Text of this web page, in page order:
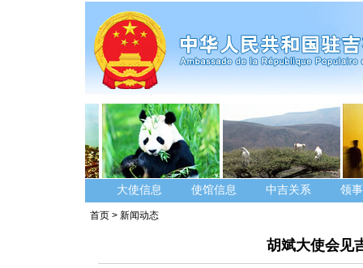
大使信息 使馆信息 中吉关系 领
首页 > 新闻动态
胡斌大使会见